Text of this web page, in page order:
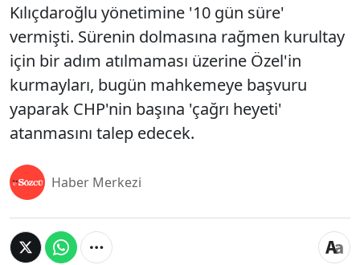
Kılıçdaroğlu yönetimine '10 gün süre'
vermişti. Sürenin dolmasına rağmen kurultay
için bir adım atılmaması üzerine Özel'in
kurmayları, bugün mahkemeye başvuru
yaparak CHP'nin başına 'çağrı heyeti'
atanmasını talep edecek.
Haber Merkezi